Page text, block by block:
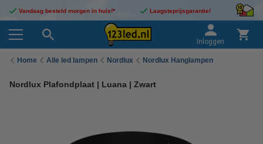
Vandaag besteld morgen in huis!* Laagsteprijsgarantie!
Inloggen
Home Alle led lampen Nordlux Nordlux Hanglampen
Nordlux Plafondplaat | Luana | Zwart